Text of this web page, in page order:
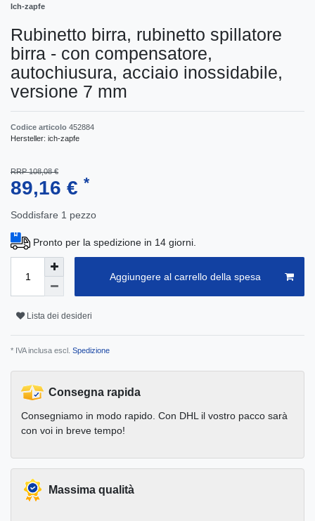
Ich-zapfe
Rubinetto birra, rubinetto spillatore
birra - con compensatore,
autochiusura, acciaio inossidabile,
versione 7 mm
Codice articolo 452884
Hersteller: ich-zapfe
RRP 108,08 €
89,16 € *
Soddisfare 1 pezzo
Pronto per la spedizione in 14 giorni.
Aggiungere al carrello della spesa
Lista dei desideri
* IVA inclusa escl. Spedizione
Consegna rapida
Consegniamo in modo rapido. Con DHL il vostro pacco sarà
con voi in breve tempo!
Massima qualità